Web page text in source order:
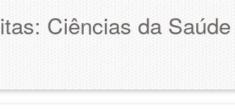
Ciências da Saúde